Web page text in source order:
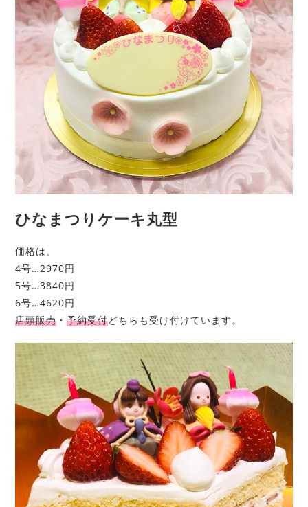
ひなまつりケーキ丸型
価格は、
4号…2970円
5号…3840円
6号…4620円
店頭販売 ・予約受付どちらも受け付けています。